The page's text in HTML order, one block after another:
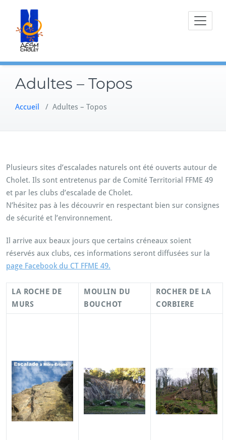
content
Adultes – Topos
Accueil / Adultes – Topos
Plusieurs sites d’escalades naturels ont été ouverts autour de
Cholet. Ils sont entretenus par de Comité Territorial FFME 49
et par les clubs d’escalade de Cholet.
N’hésitez pas à les découvrir en respectant bien sur consignes
de sécurité et l’environnement.
Il arrive aux beaux jours que certains créneaux soient
réservés aux clubs, ces informations seront diffusées sur la
page Facebook du CT FFME 49.
LA ROCHE DE
MURS
MOULIN DU
BOUCHOT
ROCHER DE LA
CORBIERE